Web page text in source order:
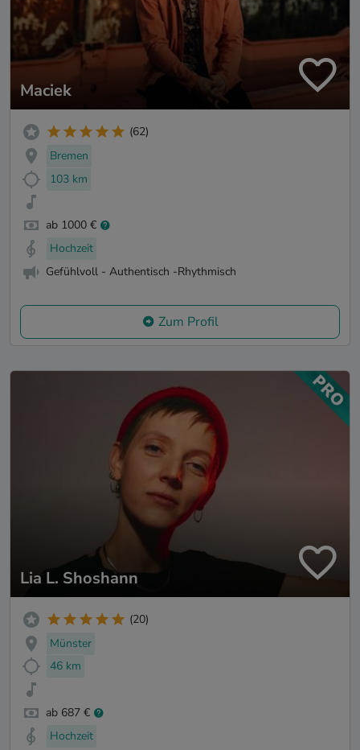
Maciek
(62)
Bremen
103 km
ab 1000 €
Hochzeit
Gefühlvoll - Authentisch -Rhythmisch
Zum Profil
Lia L. Shoshann
(20)
Münster
46 km
ab 687 €
Hochzeit